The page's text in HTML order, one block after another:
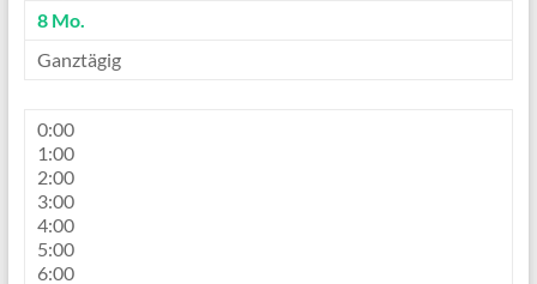
8 Mo.
Ganztägig
0:00
1:00
2:00
3:00
4:00
5:00
6:00